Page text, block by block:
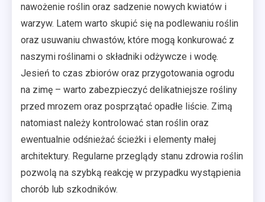
nawożenie roślin oraz sadzenie nowych kwiatów i
warzyw. Latem warto skupić się na podlewaniu roślin
oraz usuwaniu chwastów, które mogą konkurować z
naszymi roślinami o składniki odżywcze i wodę.
Jesień to czas zbiorów oraz przygotowania ogrodu
na zimę – warto zabezpieczyć delikatniejsze rośliny
przed mrozem oraz posprzątać opadłe liście. Zimą
natomiast należy kontrolować stan roślin oraz
ewentualnie odśnieżać ścieżki i elementy małej
architektury. Regularne przeglądy stanu zdrowia roślin
pozwolą na szybką reakcję w przypadku wystąpienia
chorób lub szkodników.